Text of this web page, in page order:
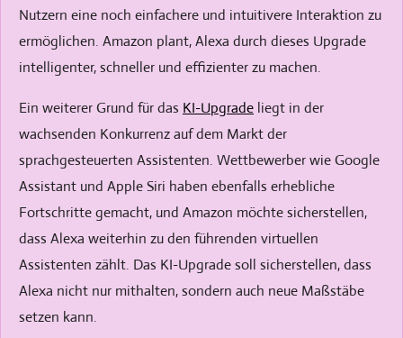
s
e
Nutzern eine noch einfachere und intuitivere Interaktion zu
ermöglichen. Amazon plant, Alexa durch dieses Upgrade
intelligenter, schneller und effizienter zu machen.
Ein weiterer Grund für das KI-Upgrade liegt in der
wachsenden Konkurrenz auf dem Markt der
sprachgesteuerten Assistenten. Wettbewerber wie Google
Assistant und Apple Siri haben ebenfalls erhebliche
Fortschritte gemacht, und Amazon möchte sicherstellen,
dass Alexa weiterhin zu den führenden virtuellen
Assistenten zählt. Das KI-Upgrade soll sicherstellen, dass
Alexa nicht nur mithalten, sondern auch neue Maßstäbe
setzen kann.